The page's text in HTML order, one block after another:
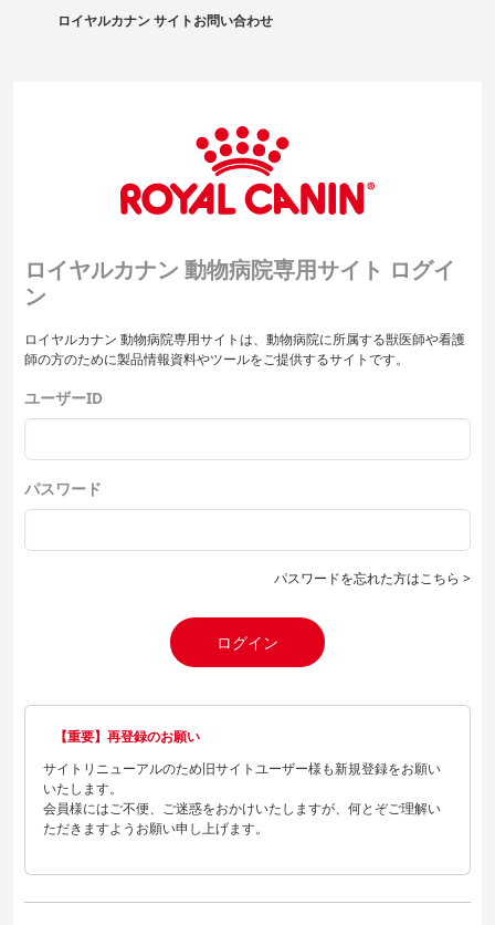
ロイヤルカナン サイトお問い合わせ
ロイヤルカナン 動物病院専用サイト ログイ
ン
ロイヤルカナン 動物病院専用サイトは、動物病院に所属する獣医師や看護
師の方のために製品情報資料やツールをご提供するサイトです。
ユーザーID
パスワード
パスワードを忘れた方はこちら >
ログイン
【重要】再登録のお願い
サイトリニューアルのため旧サイトユーザー様も新規登録をお願い
いたします。
会員様にはご不便、ご迷惑をおかけいたしますが、何とぞご理解い
ただきますようお願い申し上げます。